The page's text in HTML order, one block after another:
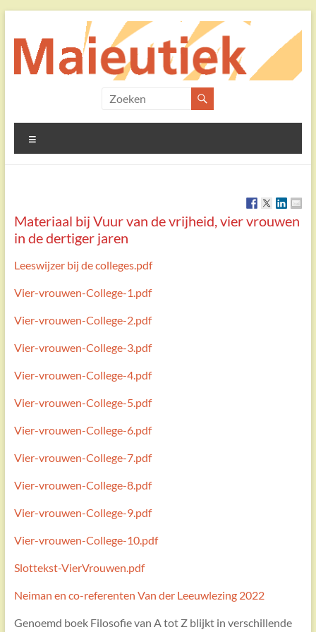
inhoud
Maieutiek
Filosofische
Praktijk
Materiaal bij Vuur van de vrijheid, vier vrouwen
in de dertiger jaren
Leeswijzer bij de colleges.pdf
Vier-vrouwen-College-1.pdf
Vier-vrouwen-College-2.pdf
Vier-vrouwen-College-3.pdf
Vier-vrouwen-College-4.pdf
Vier-vrouwen-College-5.pdf
Vier-vrouwen-College-6.pdf
Vier-vrouwen-College-7.pdf
Vier-vrouwen-College-8.pdf
Vier-vrouwen-College-9.pdf
Vier-vrouwen-College-10.pdf
Slottekst-VierVrouwen.pdf
Neiman en co-referenten Van der Leeuwlezing 2022
Genoemd boek Filosofie van A tot Z blijkt in verschillende